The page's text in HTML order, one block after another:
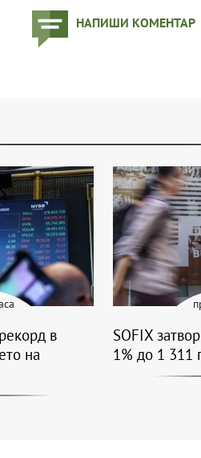
НАПИШИ КОМЕНТАР
в
на
SOFIX
1% до 1 311